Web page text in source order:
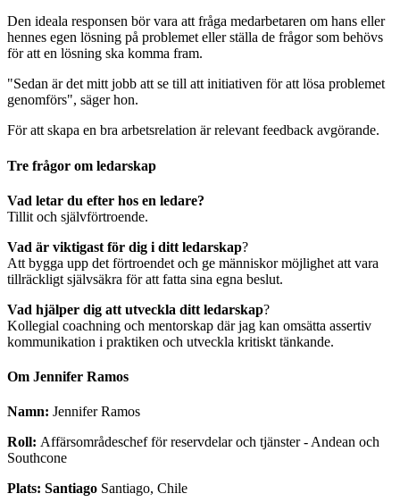
Den ideala responsen bör vara att fråga medarbetaren om hans eller
hennes egen lösning på problemet eller ställa de frågor som behövs
för att en lösning ska komma fram.
"Sedan är det mitt jobb att se till att initiativen för att lösa problemet
genomförs", säger hon.
För att skapa en bra arbetsrelation är relevant feedback avgörande.
Tre frågor om ledarskap
Vad letar du efter hos en ledare?
Tillit och självförtroende.
Vad är viktigast för dig i ditt ledarskap?
Att bygga upp det förtroendet och ge människor möjlighet att vara
tillräckligt självsäkra för att fatta sina egna beslut.
Vad hjälper dig att utveckla ditt ledarskap?
Kollegial coachning och mentorskap där jag kan omsätta assertiv
kommunikation i praktiken och utveckla kritiskt tänkande.
Om Jennifer Ramos
Namn: Jennifer Ramos
Roll: Affärsområdeschef för reservdelar och tjänster - Andean och
Southcone
Plats: Santiago Santiago, Chile